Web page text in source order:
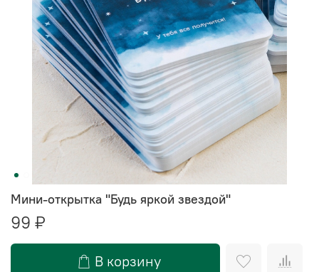
Мини-открытка "Будь яркой звездой"
99 ₽
В корзину